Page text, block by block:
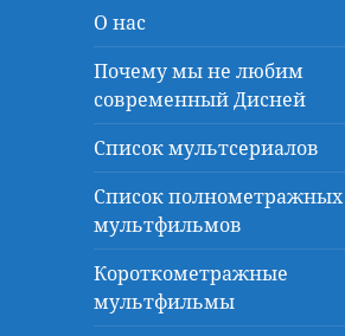
О нас
Почему мы не любим
современный Дисней
Список мультсериалов
Список полнометражных
мультфильмов
Короткометражные
мультфильмы